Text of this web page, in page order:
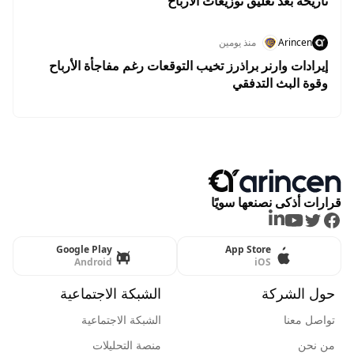
Arincen منذ يومين
إيرادات وارنر براذرز تخيب التوقعات رغم مفاجأة الأرباح
وقوة البث التدفقي
قرارات أذكى نصنعها سويًا
Facebook
Twitter
Youtube
LinkedIn
App Store
iOS
Google Play
Android
حول الشركة
تواصل معنا
من نحن
الشبكة الاجتماعية
الشبكة الاجتماعية
منصة التحليلات